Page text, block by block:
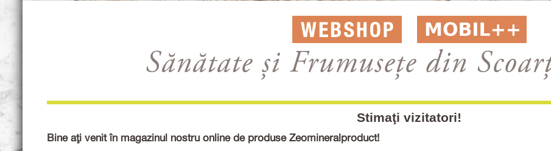
Sănătate și Frumusețe din
Stimaţi vizitatori!
Bine aţi venit în magazinul nostru online de produse Zeomineralproduct!